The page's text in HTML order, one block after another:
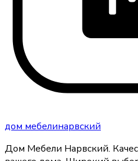
дом мебелинарвский
Дом Мебели Нарвский.